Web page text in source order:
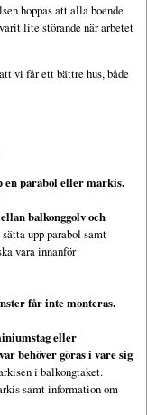
hoppas att alla boende
lite störande när arbetet
vi får ett bättre hus, både
en parabol eller markis.
balkonggolv och
upp parabol samt
vara innanför
får inte monteras.
eller
behöver göras i vare sig
i balkongtaket.
samt information om